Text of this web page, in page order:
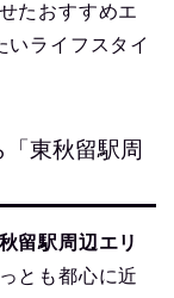
たおすすめエ
いライフスタイ
東秋留駅周
留駅周辺エリ
とも都心に近